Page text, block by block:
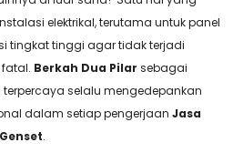
elektrikal, terutama untuk panel
tingkat tinggi agar tidak terjadi
Berkah Dua Pilar sebagai
terpercaya selalu mengedepankan
dalam setiap pengerjaan Jasa
.